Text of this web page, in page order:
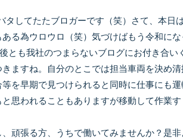
してたたブロガーです（笑）さて、本日
る為ウロウロ（笑）気づけばもう令和にな
とも我社のつまらないブログにお付き合い
ますね。自分のとこでは担当車両を決め清
を早期で見つけられると同時に仕事にも運
思われることもありますが移動して作業す
頑張る方、うちで働いてみませんか？是非